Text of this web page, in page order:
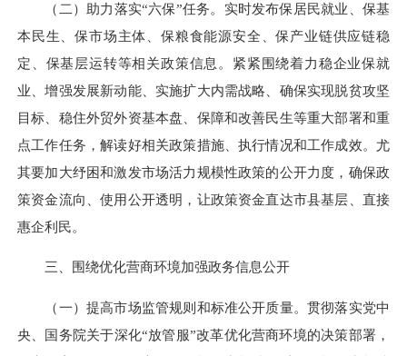
（二）助力落实“六保”任务。实时发布保居民就业、保基
本民生、保市场主体、保粮食能源安全、保产业链供应链稳
定、保基层运转等相关政策信息。紧紧围绕着力稳企业保就
业、增强发展新动能、实施扩大内需战略、确保实现脱贫攻坚
目标、稳住外贸外资基本盘、保障和改善民生等重大部署和重
点工作任务，解读好相关政策措施、执行情况和工作成效。尤
其要加大纾困和激发市场活力规模性政策的公开力度，确保政
策资金流向、使用公开透明，让政策资金直达市县基层、直接
惠企利民。
三、围绕优化营商环境加强政务信息公开
（一）提高市场监管规则和标准公开质量。贯彻落实党中
央、国务院关于深化“放管服”改革优化营商环境的决策部署，